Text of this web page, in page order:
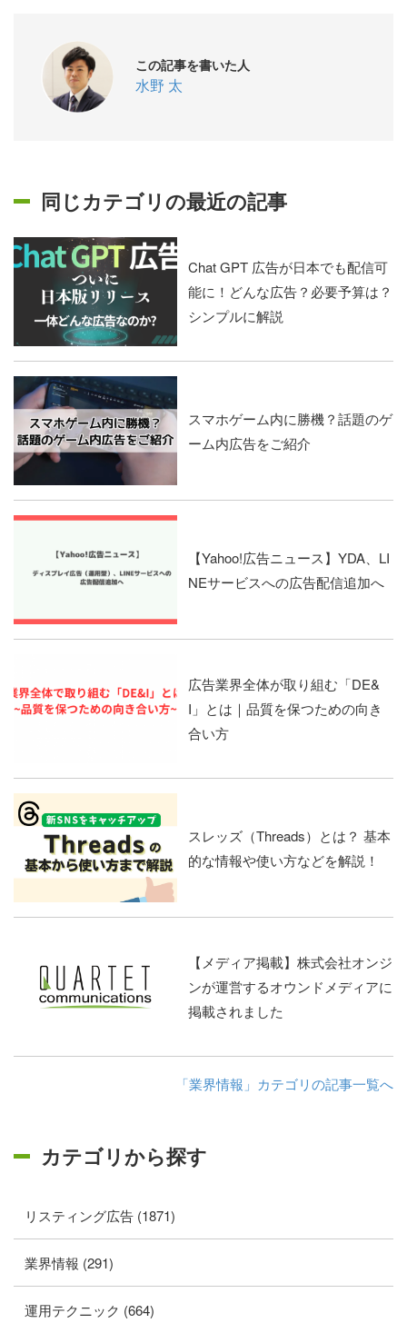
この記事を書いた人
水野 太
同じカテゴリの最近の記事
Chat GPT 広告が日本でも配信可
能に！どんな広告？必要予算は？
シンプルに解説
スマホゲーム内に勝機？話題のゲ
ーム内広告をご紹介
【Yahoo!広告ニュース】YDA、LI
NEサービスへの広告配信追加へ
広告業界全体が取り組む「DE&
I」とは｜品質を保つための向き
合い方
スレッズ（Threads）とは？ 基本
的な情報や使い方などを解説！
【メディア掲載】株式会社オンジ
ンが運営するオウンドメディアに
掲載されました
「業界情報」カテゴリの記事一覧へ
カテゴリから探す
リスティング広告 (1871)
業界情報 (291)
運用テクニック (664)